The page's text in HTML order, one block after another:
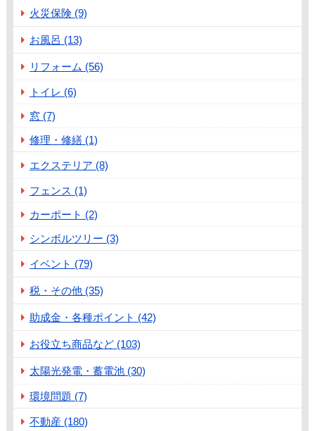
火災保険 (9)
お風呂 (13)
リフォーム (56)
トイレ (6)
窓 (7)
修理・修繕 (1)
エクステリア (8)
フェンス (1)
カーポート (2)
シンボルツリー (3)
イベント (79)
税・その他 (35)
助成金・各種ポイント (42)
お役立ち商品など (103)
太陽光発電・蓄電池 (30)
環境問題 (7)
不動産 (180)